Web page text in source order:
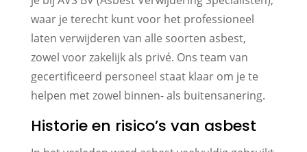
waar je terecht kunt voor het professioneel
laten verwijderen van alle soorten asbest,
zowel voor zakelijk als privé. Ons team van
gecertificeerd personeel staat klaar om je te
helpen met zowel binnen- als buitensanering.
Historie en risico’s van asbest